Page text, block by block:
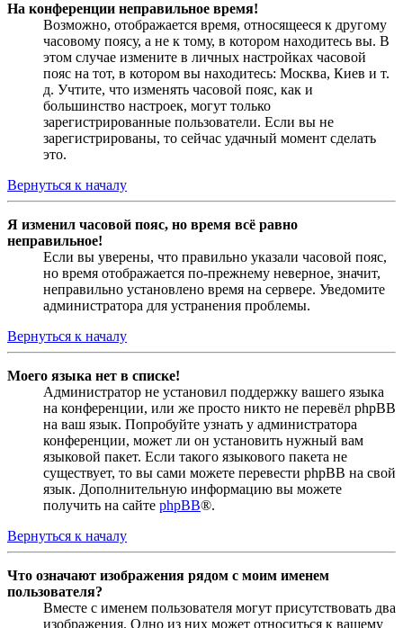
На конференции неправильное время!
Возможно, отображается время, относящееся к другому
часовому поясу, а не к тому, в котором находитесь вы. В
этом случае измените в личных настройках часовой
пояс на тот, в котором вы находитесь: Москва, Киев и т.
д. Учтите, что изменять часовой пояс, как и
большинство настроек, могут только
зарегистрированные пользователи. Если вы не
зарегистрированы, то сейчас удачный момент сделать
это.
Вернуться к началу
Я изменил часовой пояс, но время всё равно
неправильное!
Если вы уверены, что правильно указали часовой пояс,
но время отображается по-прежнему неверное, значит,
неправильно установлено время на сервере. Уведомите
администратора для устранения проблемы.
Вернуться к началу
Моего языка нет в списке!
Администратор не установил поддержку вашего языка
на конференции, или же просто никто не перевёл phpBB
на ваш язык. Попробуйте узнать у администратора
конференции, может ли он установить нужный вам
языковой пакет. Если такого языкового пакета не
существует, то вы сами можете перевести phpBB на свой
язык. Дополнительную информацию вы можете
получить на сайте phpBB®.
Вернуться к началу
Что означают изображения рядом с моим именем
пользователя?
Вместе с именем пользователя могут присутствовать два
изображения. Одно из них может относиться к вашему